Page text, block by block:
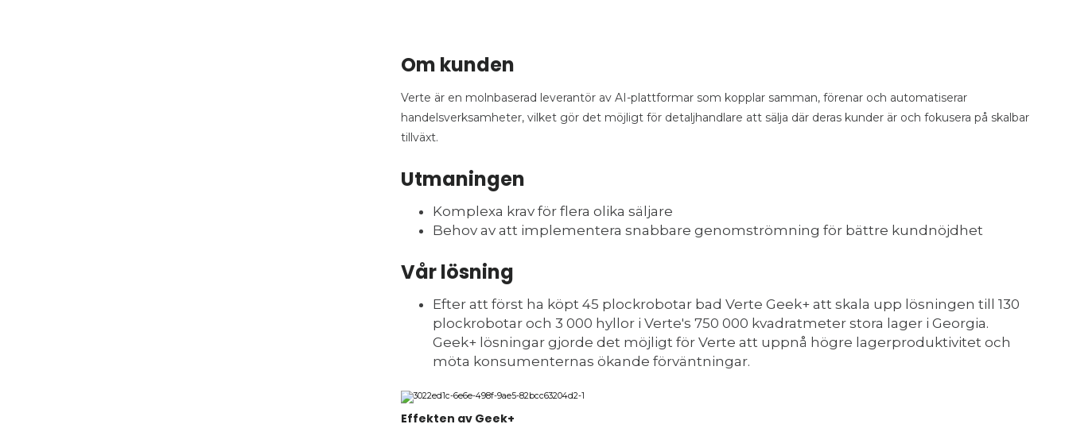
Om kunden
Verte är en molnbaserad leverantör av AI-plattformar som kopplar samman, förenar och automatiserar
handelsverksamheter, vilket gör det möjligt för detaljhandlare att sälja där deras kunder är och fokusera på skalbar
tillväxt.
Utmaningen
Komplexa krav för flera olika säljare
Behov av att implementera snabbare genomströmning för bättre kundnöjdhet
Vår lösning
Efter att först ha köpt 45 plockrobotar bad Verte Geek+ att skala upp lösningen till 130
plockrobotar och 3 000 hyllor i Verte's 750 000 kvadratmeter stora lager i Georgia.
Geek+ lösningar gjorde det möjligt för Verte att uppnå högre lagerproduktivitet och
möta konsumenternas ökande förväntningar.
Effekten av Geek+